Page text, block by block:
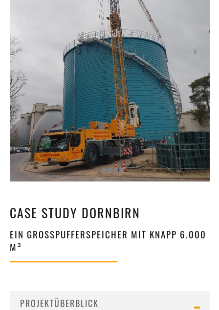
CASE STUDY DORNBIRN
EIN GROSSPUFFERSPEICHER MIT KNAPP 6.000 M
³
PROJEKTÜBERBLICK